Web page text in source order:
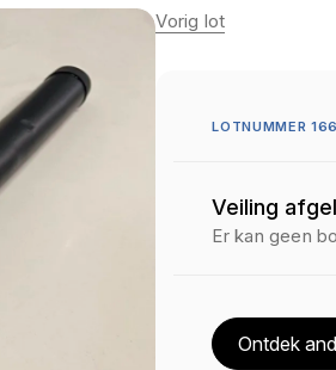
Vorig lot
LOTNUMMER
Veiling
Er kan geen
Ontdek